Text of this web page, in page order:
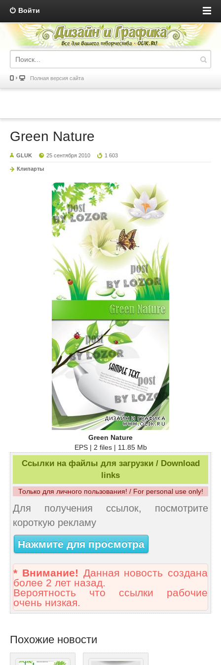
Войти
Полная версия сайта
Green Nature
GLUK 25 сентября 2010 1 603
Клипарты
Green Nature
EPS | 2 files | 11.85 Mb
Ссылки на файлы для загрузки / Download
links
Только для личного пользования! / For personal use only!
Для получения ссылок, посмотрите
короткую рекламу
Нажмите для просмотра
* Внимание! Данная новость создана
более 2 лет назад.
Вероятность что ссылки рабочие
очень низкая.
Похожие новости